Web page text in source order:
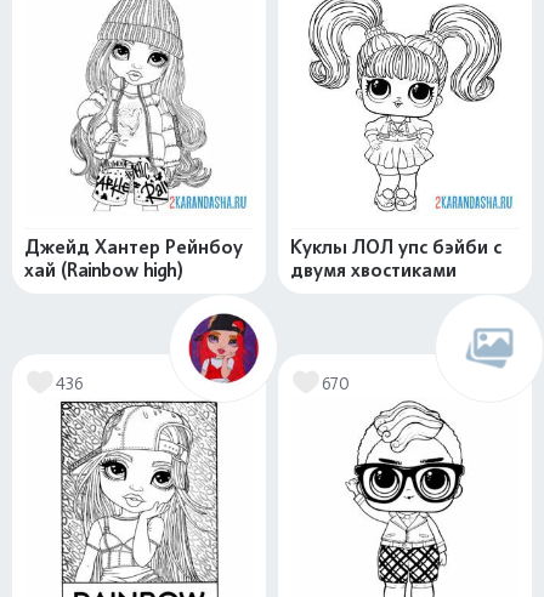
Джейд Хантер Рейнбоу
хай (Rainbow high)
Куклы ЛОЛ упс бэйби с
двумя хвостиками
436 670